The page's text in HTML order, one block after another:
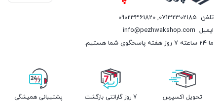
تلفن 07132302185
,
09023361820
ایمیل info@pezhwakshop.com
ما 24 ساعته 7 روز هفته پاسخگوی شما هستیم.
تحویل اکسپرس
7 روز گارانتی بازگشت
پشتیبانی همیشگی